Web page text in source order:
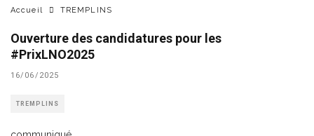
Accueil TREMPLINS
Ouverture des candidatures pour les
#PrixLNO2025
16/06/2025
TREMPLINS